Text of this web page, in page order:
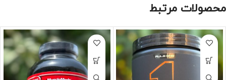
محصولات مرتبط